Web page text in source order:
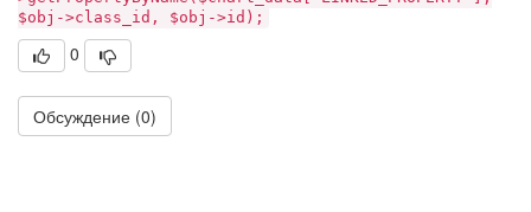
$obj->class_id, $obj->id);
0
Обсуждение (0)